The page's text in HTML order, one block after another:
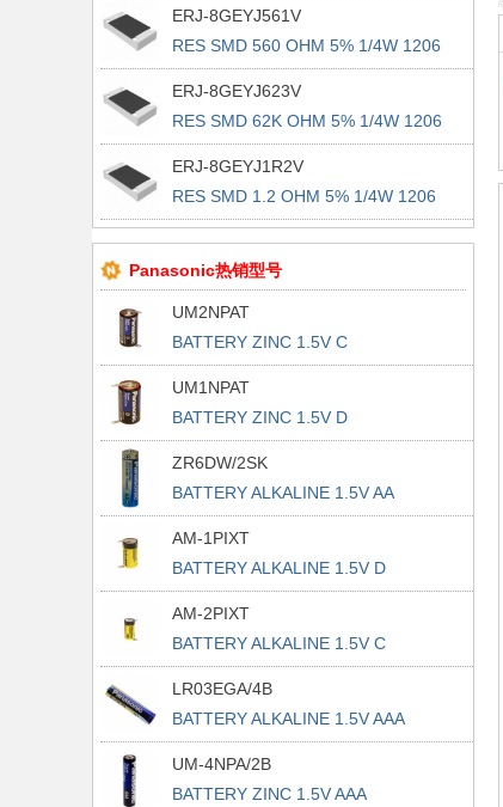
ERJ-8GEYJ561V
RES SMD 560 OHM 5% 1/4W 1206
ERJ-8GEYJ623V
RES SMD 62K OHM 5% 1/4W 1206
ERJ-8GEYJ1R2V
RES SMD 1.2 OHM 5% 1/4W 1206
Panasonic热销型号
UM2NPAT
BATTERY ZINC 1.5V C
UM1NPAT
BATTERY ZINC 1.5V D
ZR6DW/2SK
BATTERY ALKALINE 1.5V AA
AM-1PIXT
BATTERY ALKALINE 1.5V D
AM-2PIXT
BATTERY ALKALINE 1.5V C
LR03EGA/4B
BATTERY ALKALINE 1.5V AAA
UM-4NPA/2B
BATTERY ZINC 1.5V AAA